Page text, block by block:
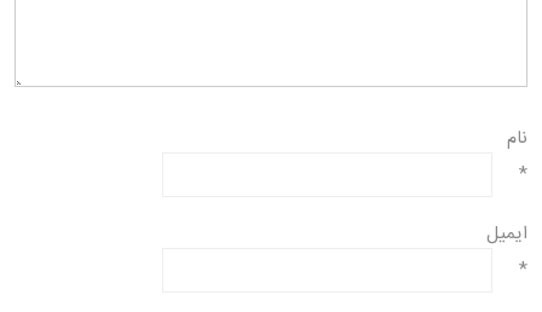
نام
*
ایمیل
*